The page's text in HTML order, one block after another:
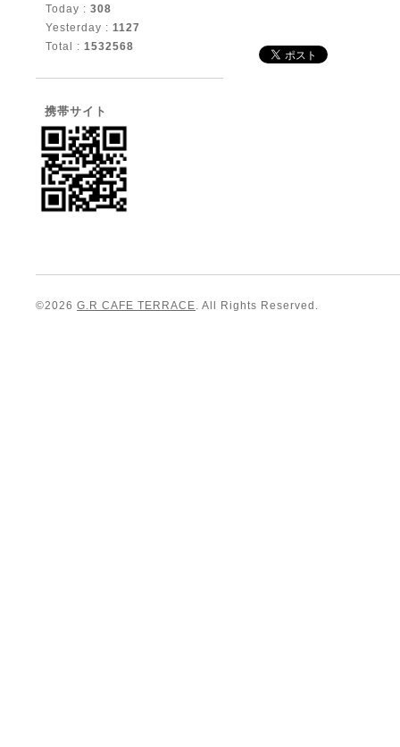
Today : 308
Yesterday : 1127
Total : 1532568
携帯サイト
©2026 G.R CAFE TERRACE. All Rights Reserved.